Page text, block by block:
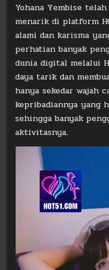
Yohana Yembise
menarik di platform
alami dan karisma
perhatian banyak
dunia digital melalui
daya tarik dan
hanya sekedar wajah
kepribadiannya yang
sehingga banyak
aktivitasnya.